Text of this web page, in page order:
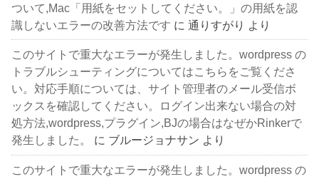
ついて,Mac「用紙をセットしてください。」の用紙を認
識しないエラーの改善方法です に通りすがり より
このサイトで重大なエラーが発生しました。wordpress の
トラブルシューティングについてはこちらをご覧くださ
い。対応手順については、サイト管理者のメール受信ボ
ックスを確認してください。ログイン出来ない場合の対
処方法,wordpress,プラグイン,BJの場合はなぜかRinkerで
発生しました。
に ブルージョナサン より
このサイトで重大なエラーが発生しました。wordpress の